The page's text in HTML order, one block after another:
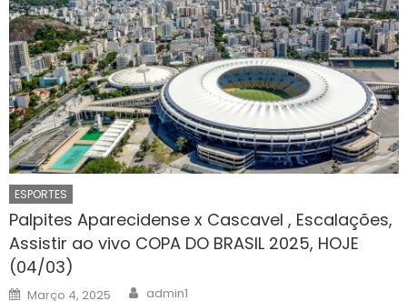
ESPORTES
Palpites Aparecidense x Cascavel , Escalações,
Assistir ao vivo COPA DO BRASIL 2025, HOJE
(04/03)
Posted
Março 4, 2025 Author
admin1